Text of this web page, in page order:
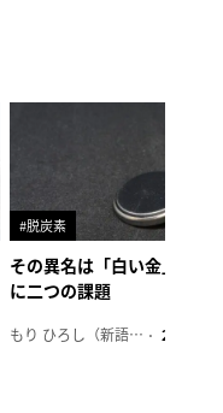
#脱炭素
その異名は「白い金」、リ
に二つの課題
もり ひろし（新語ウォッチャー） 2023年7